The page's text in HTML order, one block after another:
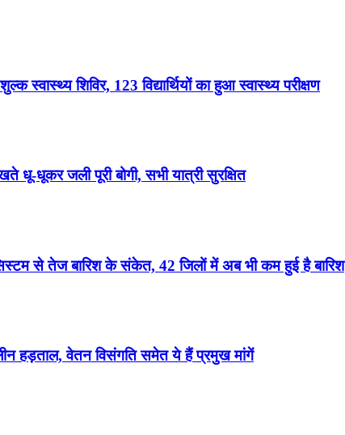
स्वास्थ्य शिविर, 123 विद्यार्थियों का हुआ स्वास्थ्य परीक्षण
धूकर जली पूरी बोगी, सभी यात्री सुरक्षित
से तेज बारिश के संकेत, 42 जिलों में अब भी कम हुई है बारिश
हड़ताल, वेतन विसंगति समेत ये हैं प्रमुख मांगें